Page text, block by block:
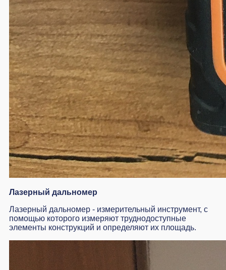
Лазерный дальномер
Лазерный дальномер - измерительный инструмент, с
помощью которого измеряют труднодоступные
элементы конструкций и определяют их площадь.